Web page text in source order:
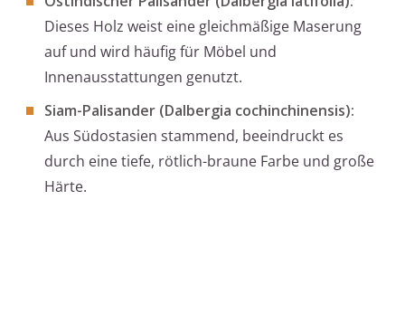
Dieses Holz weist eine gleichmäßige Maserung
auf und wird häufig für Möbel und
Innenausstattungen genutzt.
Siam-Palisander (Dalbergia cochinchinensis):
Aus Südostasien stammend, beeindruckt es
durch eine tiefe, rötlich-braune Farbe und große
Härte.